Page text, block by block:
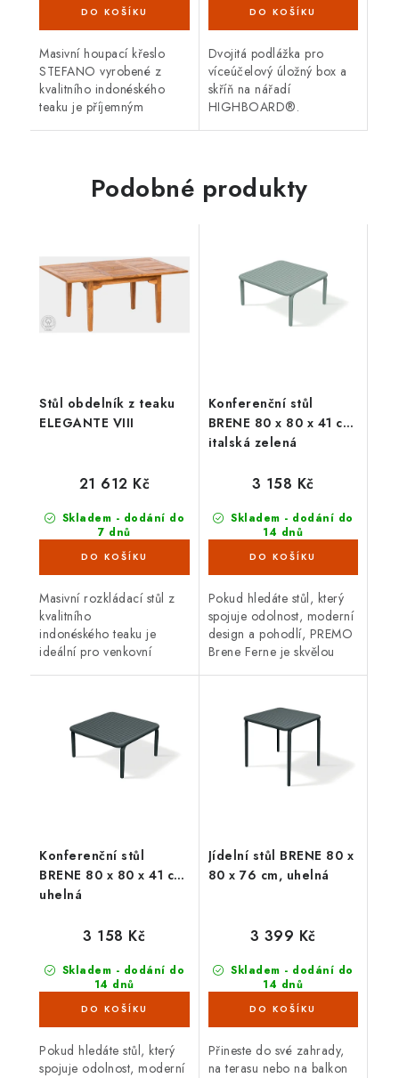
Masivní houpací křeslo
STEFANO vyrobené z
kvalitního indonéského
teaku je příjemným
Dvojitá podlážka pro
víceúčelový úložný box a
skříň na nářadí
HIGHBOARD®.
Podobné produkty
Stůl obdelník z teaku
ELEGANTE VIII
Skladem - dodání do
7 dnů
(1 ks)
21 612 Kč
Masivní rozkládací stůl z
kvalitního
indonéského teaku je
ideální pro venkovní
déšť,...
Konferenční stůl
BRENE 80 x 80 x 41 cm,
italská zelená
Skladem - dodání do
14 dnů
(3 ks)
3 158 Kč
Pokud hledáte stůl, který
spojuje odolnost, moderní
design a pohodlí, PREMO
Brene Ferne je skvělou
nevyžaduje téměř žádnou
údržbu a svým...
Konferenční stůl
BRENE 80 x 80 x 41 cm,
uhelná
Skladem - dodání do
14 dnů
(5 ks)
3 158 Kč
Pokud hledáte stůl, který
spojuje odolnost, moderní
Jídelní stůl BRENE 80 x
80 x 76 cm, uhelná
Skladem - dodání do
14 dnů
(4 ks)
3 399 Kč
Přineste do své zahrady,
na terasu nebo na balkon